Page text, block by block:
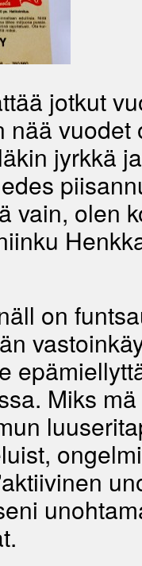
jotkut
nää vuodet
jyrkkä
vain, olen
on
Miks